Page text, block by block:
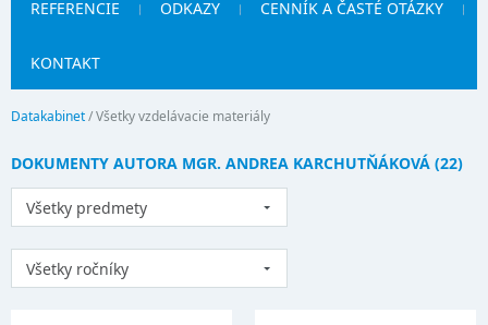
REFERENCIE ODKAZY CENNÍK A ČASTÉ OTÁZKY
KONTAKT
Datakabinet/Všetky vzdelávacie materiály
DOKUMENTY AUTORA MGR. ANDREA KARCHUTŇÁKOVÁ (22)
Všetky predmety
Všetky ročníky